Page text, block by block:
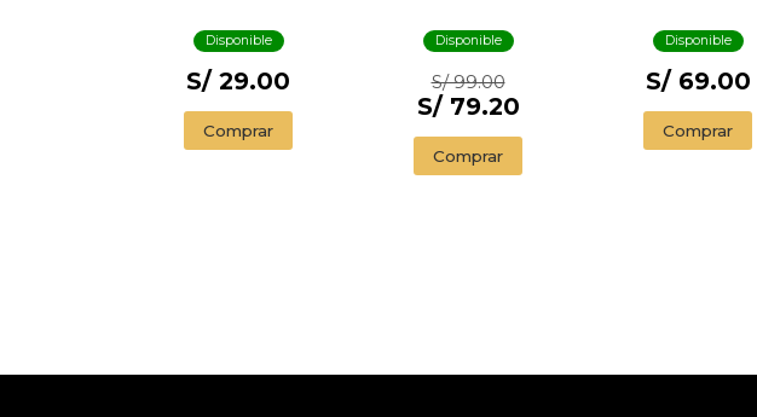
Disponible
S/ 29.00
Comprar
Disponible
S/ 99.00
S/ 79.20
Comprar
Disponible
S/ 69.00
Comprar